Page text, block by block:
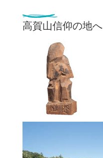
高賀山信仰の地へ